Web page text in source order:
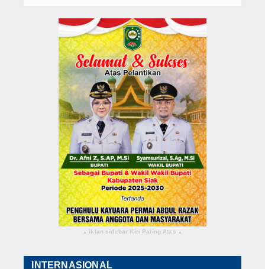
▴ iklan sidebar Kiri Paling Atas ▴
INTERNASIONAL